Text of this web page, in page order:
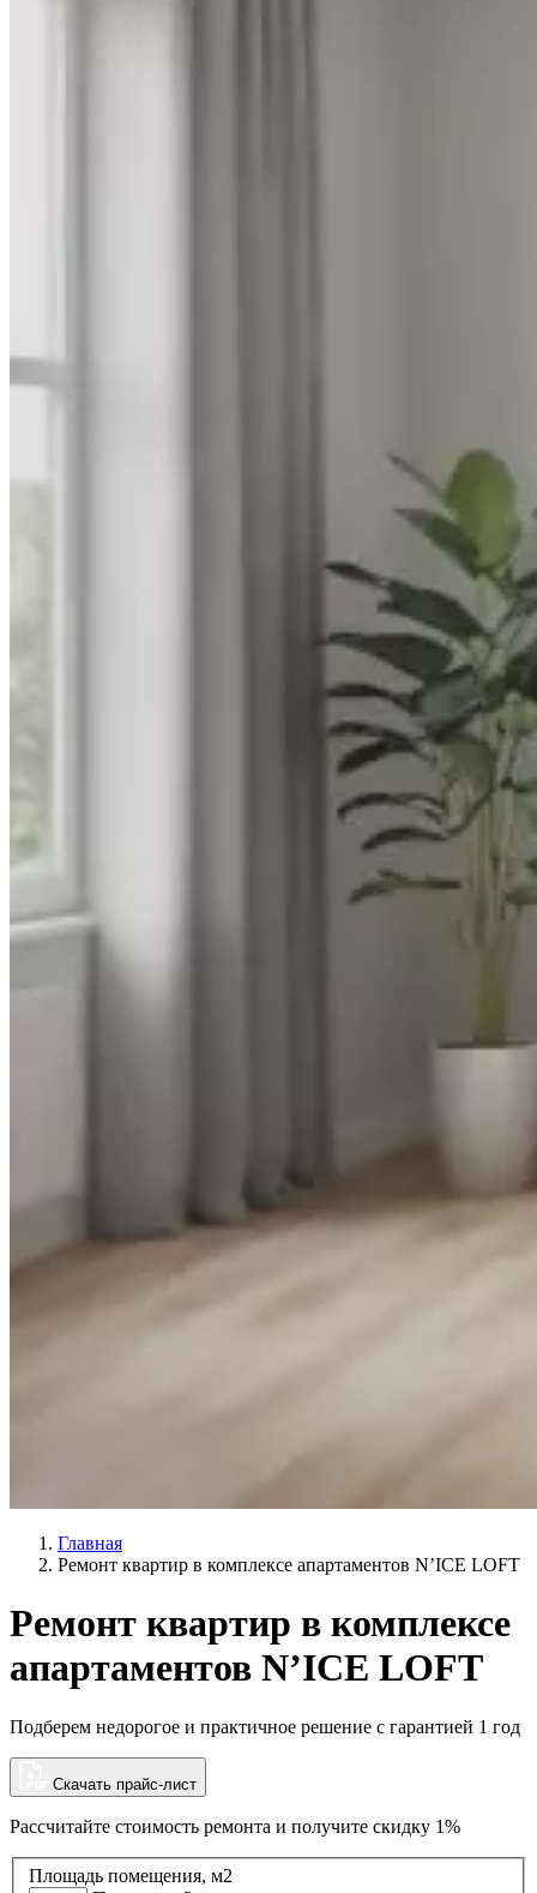
Главная
Ремонт квартир в комплексе апартаментов N’ICE LOFT
Ремонт квартир в комплексе
апартаментов N’ICE LOFT
Подберем недорогое и практичное решение с гарантией 1 год
Скачать прайс-лист
Рассчитайте стоимость ремонта и получите скидку 1%
Площадь помещения, м2